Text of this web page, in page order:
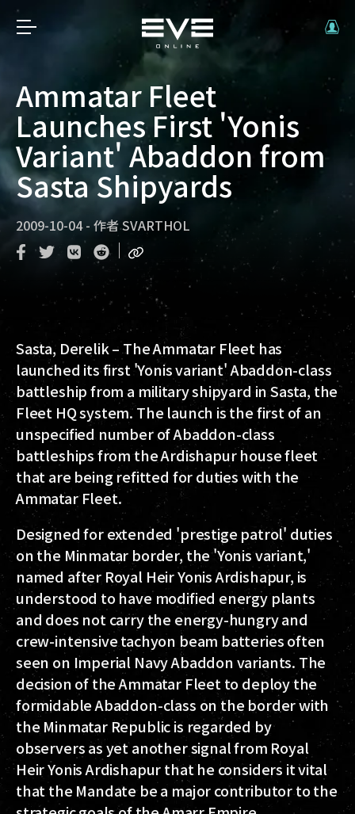
Ammatar Fleet
Launches First 'Yonis
Variant' Abaddon from
Sasta Shipyards
2009-10-04 - 作者SVARTHOL
Sasta, Derelik – The Ammatar Fleet has
launched its first 'Yonis variant' Abaddon-class
battleship from a military shipyard in Sasta, the
Fleet HQ system. The launch is the first of an
unspecified number of Abaddon-class
battleships from the Ardishapur house fleet
that are being refitted for duties with the
Ammatar Fleet.
Designed for extended 'prestige patrol' duties
on the Minmatar border, the 'Yonis variant,'
named after Royal Heir Yonis Ardishapur, is
understood to have modified energy plants
and does not carry the energy-hungry and
crew-intensive tachyon beam batteries often
seen on Imperial Navy Abaddon variants. The
decision of the Ammatar Fleet to deploy the
formidable Abaddon-class on the border with
the Minmatar Republic is regarded by
observers as yet another signal from Royal
Heir Yonis Ardishapur that he considers it vital
that the Mandate be a major contributor to the